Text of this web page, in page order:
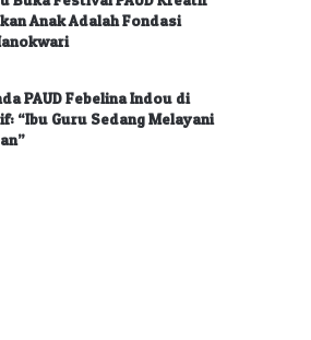
Anak Adalah Fondasi
PAUD Febelina Indou di
“Ibu Guru Sedang Melayani